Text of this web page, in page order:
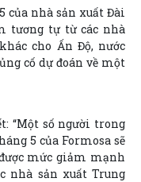
của nhà sản xuất Đài
tương tự từ các nhà
cho Ấn Độ, nước
cố dự đoán về một
“Một số người trong
5 của Formosa sẽ
mức giảm mạnh
nhà sản xuất Trung